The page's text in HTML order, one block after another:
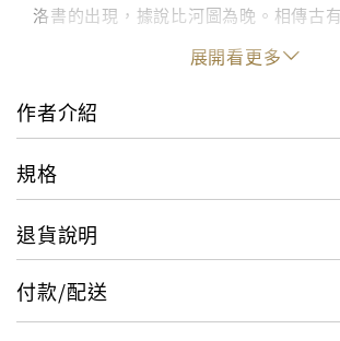
洛書的出現，據說比河圖為晚。相傳古
現於洛河。大禹在治水時，看到了洛書
性，於是從中體會出許多治國的大道理
象」，大禹是「聖人則之」，同樣也是
徵。「河圖」代表天地自然的象，「洛
學者視為「中華文化的基因密碼」，對
天人合一，從「天垂象」領悟出人生的
應的法則。而「河洛文化」是以「家庭
基本構成單位，所以家人間的相處、彼
展開看更多
作者介紹
規格
退貨說明
付款/配送